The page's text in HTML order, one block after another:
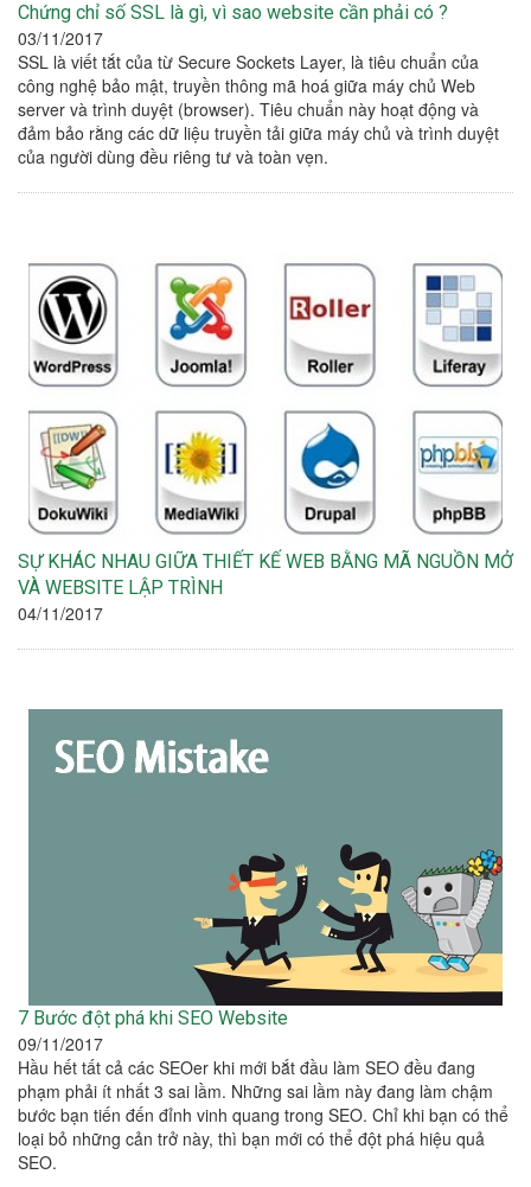
Chứng chỉ số SSL là gì, vì sao website cần phải có ?
03/11/2017
SSL là viết tắt của từ Secure Sockets Layer, là tiêu chuẩn của
công nghệ bảo mật, truyền thông mã hoá giữa máy chủ Web
server và trình duyệt (browser). Tiêu chuẩn này hoạt động và
đảm bảo rằng các dữ liệu truyền tải giữa máy chủ và trình duyệt
của người dùng đều riêng tư và toàn vẹn.
SỰ KHÁC NHAU GIỮA THIẾT KẾ WEB BẰNG MÃ NGUỒN MỞ
VÀ WEBSITE LẬP TRÌNH
04/11/2017
7 Bước đột phá khi SEO Website
09/11/2017
Hầu hết tất cả các SEOer khi mới bắt đầu làm SEO đều đang
phạm phải ít nhất 3 sai lầm. Những sai lầm này đang làm chậm
bước bạn tiến đến đỉnh vinh quang trong SEO. Chỉ khi bạn có thể
loại bỏ những cản trở này, thì bạn mới có thể đột phá hiệu quả
SEO.